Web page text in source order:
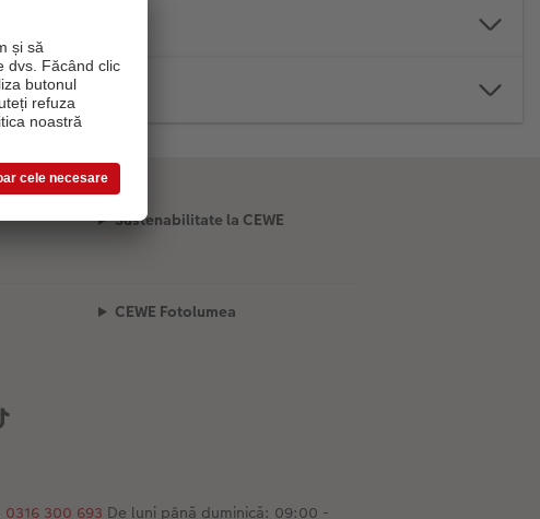
Sustenabilitate la CEWE
CEWE Fotolumea
0316 300 693 De luni până duminică: 09:00 -